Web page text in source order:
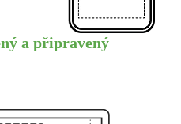
a připravený